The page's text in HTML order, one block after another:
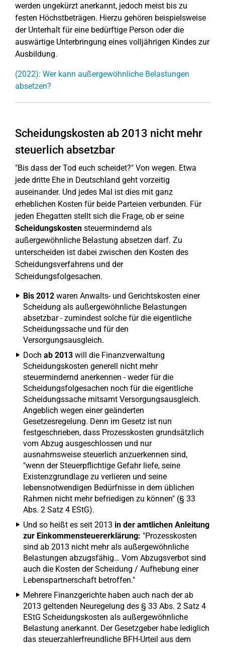
werden ungekürzt anerkannt, jedoch meist bis zu
festen Höchstbeträgen. Hierzu gehören beispielsweise
der Unterhalt für eine bedürftige Person oder die
auswärtige Unterbringung eines volljährigen Kindes zur
Ausbildung.
(2022): Wer kann außergewöhnliche Belastungen
absetzen?
Scheidungskosten ab 2013 nicht mehr
steuerlich absetzbar
"Bis dass der Tod euch scheidet?" Von wegen. Etwa
jede dritte Ehe in Deutschland geht vorzeitig
auseinander. Und jedes Mal ist dies mit ganz
erheblichen Kosten für beide Parteien verbunden. Für
jeden Ehegatten stellt sich die Frage, ob er seine
Scheidungskosten steuermindernd als
außergewöhnliche Belastung absetzen darf. Zu
unterscheiden ist dabei zwischen den Kosten des
Scheidungsverfahrens und der
Scheidungsfolgesachen.
Bis 2012 waren Anwalts- und Gerichtskosten einer
Scheidung als außergewöhnliche Belastungen
absetzbar - zumindest solche für die eigentliche
Scheidungssache und für den
Versorgungsausgleich.
Doch ab 2013 will die Finanzverwaltung
Scheidungskosten generell nicht mehr
steuermindernd anerkennen - weder für die
Scheidungsfolgesachen noch für die eigentliche
Scheidungssache mitsamt Versorgungsausgleich.
Angeblich wegen einer geänderten
Gesetzesregelung. Denn im Gesetz ist nun
festgeschrieben, dass Prozesskosten grundsätzlich
vom Abzug ausgeschlossen und nur
ausnahmsweise steuerlich anzuerkennen sind,
"wenn der Steuerpflichtige Gefahr liefe, seine
Existenzgrundlage zu verlieren und seine
lebensnotwendigen Bedürfnisse in dem üblichen
Rahmen nicht mehr befriedigen zu können" (§ 33
Abs. 2 Satz 4 EStG).
Und so heißt es seit 2013 in der amtlichen Anleitung
zur Einkommensteuererklärung: "Prozesskosten
sind ab 2013 nicht mehr als außergewöhnliche
Belastungen abzugsfähig… Vom Abzugsverbot sind
auch die Kosten der Scheidung / Aufhebung einer
Lebenspartnerschaft betroffen."
Mehrere Finanzgerichte haben auch nach der ab
2013 geltenden Neuregelung des § 33 Abs. 2 Satz 4
EStG Scheidungskosten als außergewöhnliche
Belastung anerkannt. Der Gesetzgeber habe lediglich
das steuerzahlerfreundliche BFH-Urteil aus dem